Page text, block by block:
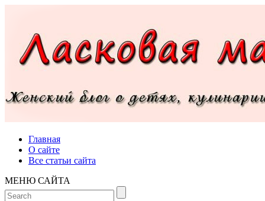
Главная
О сайте
Все статьи сайта
МЕНЮ САЙТА